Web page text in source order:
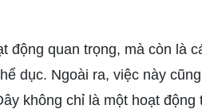
động quan trọng, mà còn là
dục. Ngoài ra, việc này
không chỉ là một hoạt động